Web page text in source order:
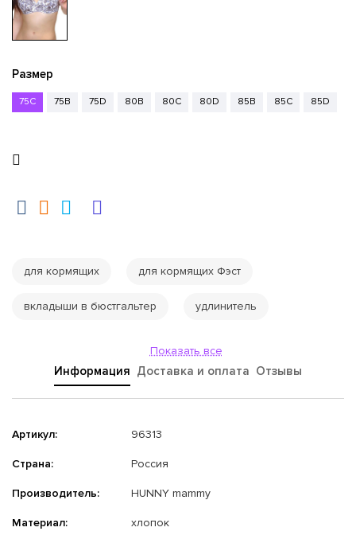
Размер
75C 75B 75D 80B 80C 80D 85B 85C 85D
для кормящих для кормящих Фэст
вкладыши в бюстгальтер удлинитель
Показать все
Информация Доставка и оплата Отзывы
Артикул: 96313
Страна: Россия
Производитель: HUNNY mammy
Материал: хлопок